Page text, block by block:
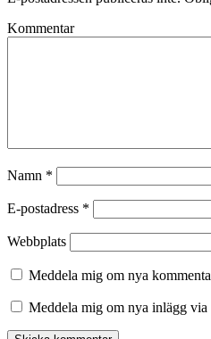
Kommentar
Namn *
E-postadress *
Webbplats
Meddela mig om nya
Meddela mig om nya inlägg via